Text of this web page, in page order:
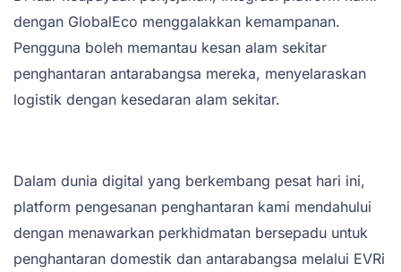
dengan GlobalEco menggalakkan kemampanan.
Pengguna boleh memantau kesan alam sekitar
penghantaran antarabangsa mereka, menyelaraskan
logistik dengan kesedaran alam sekitar.
Dalam dunia digital yang berkembang pesat hari ini,
platform pengesanan penghantaran kami mendahului
dengan menawarkan perkhidmatan bersepadu untuk
penghantaran domestik dan antarabangsa melalui EVRi